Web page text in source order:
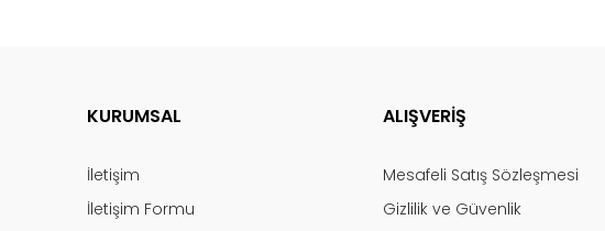
KURUMSAL
İletişim
İletişim Formu
ALIŞVERİŞ
Mesafeli Satış Sözleşmesi
Gizlilik ve Güvenlik